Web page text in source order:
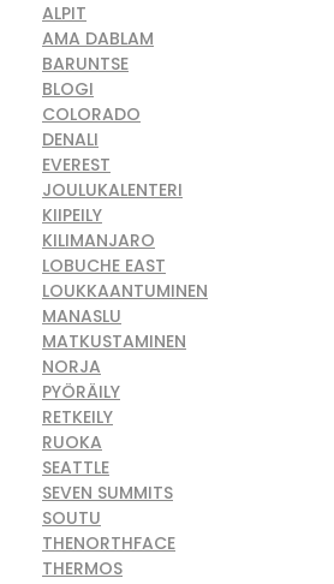
ALPIT
AMA DABLAM
BARUNTSE
BLOGI
COLORADO
DENALI
EVEREST
JOULUKALENTERI
KIIPEILY
KILIMANJARO
LOBUCHE EAST
LOUKKAANTUMINEN
MANASLU
MATKUSTAMINEN
NORJA
PYÖRÄILY
RETKEILY
RUOKA
SEATTLE
SEVEN SUMMITS
SOUTU
THENORTHFACE
THERMOS